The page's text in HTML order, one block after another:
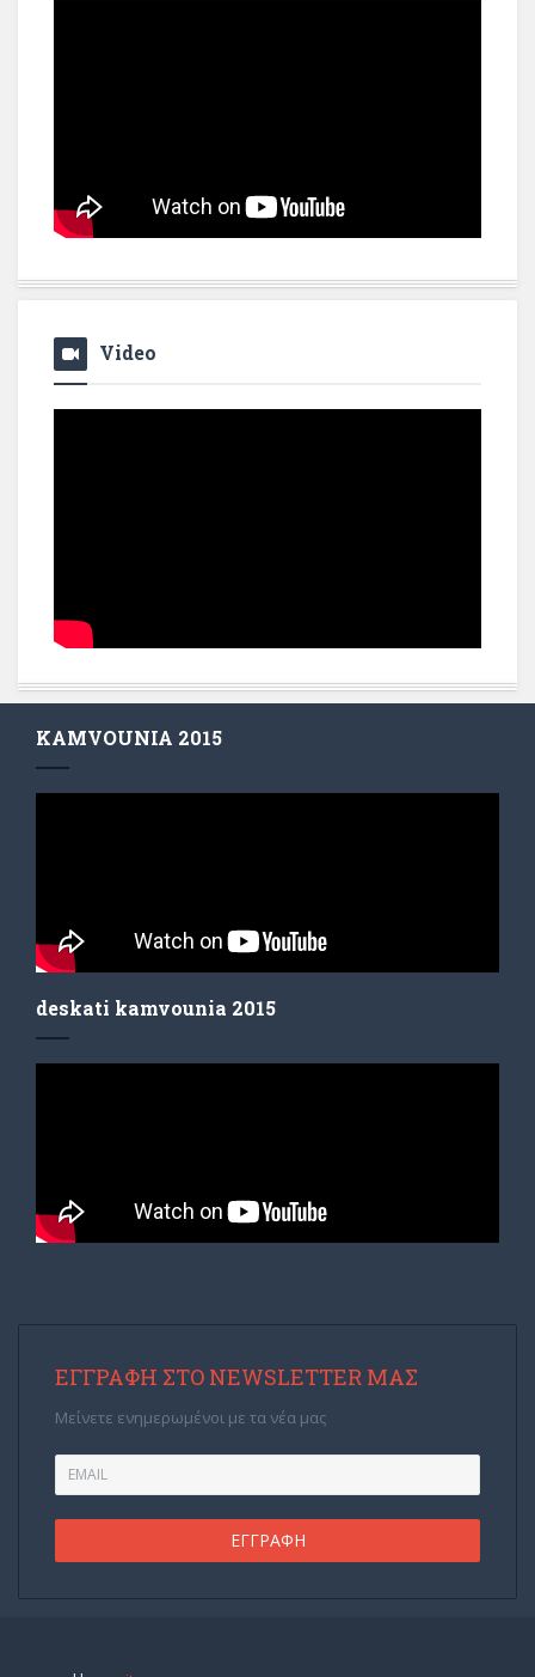
Video
KAMVOUNIA 2015
deskati kamvounia 2015
ΕΓΓΡΑΦΉ ΣΤΟ NEWSLETTER ΜΑΣ
Μείνετε ενημερωμένοι με τα νέα μας